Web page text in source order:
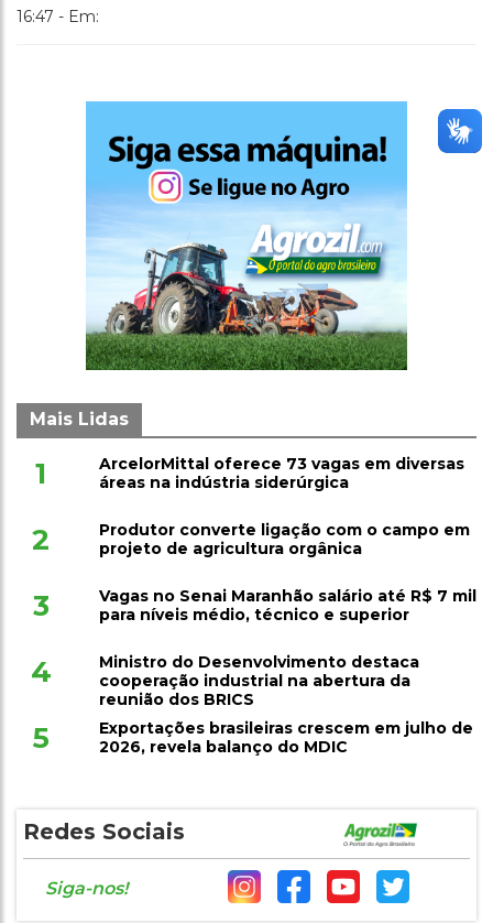
16:47 - Em:
Mais Lidas
1
ArcelorMittal oferece 73 vagas em diversas
áreas na indústria siderúrgica
2
Produtor converte ligação com o campo em
projeto de agricultura orgânica
3
Vagas no Senai Maranhão salário até R$ 7 mil
para níveis médio, técnico e superior
4
Ministro do Desenvolvimento destaca
cooperação industrial na abertura da
reunião dos BRICS
5
Exportações brasileiras crescem em julho de
2026, revela balanço do MDIC
Redes Sociais
Siga-nos!